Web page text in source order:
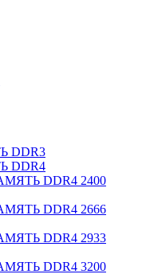
DDR3
DDR4
DDR4 2400
DDR4 2666
DDR4 2933
DDR4 3200